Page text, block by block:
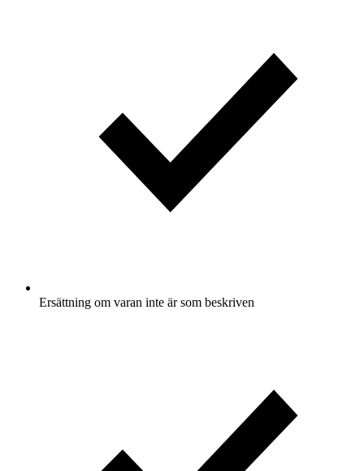
Ersättning om varan inte är som beskriven